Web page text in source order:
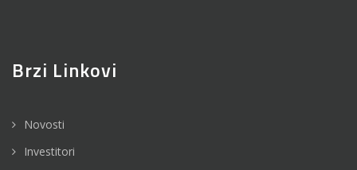
Brzi Linkovi
Novosti
Investitori